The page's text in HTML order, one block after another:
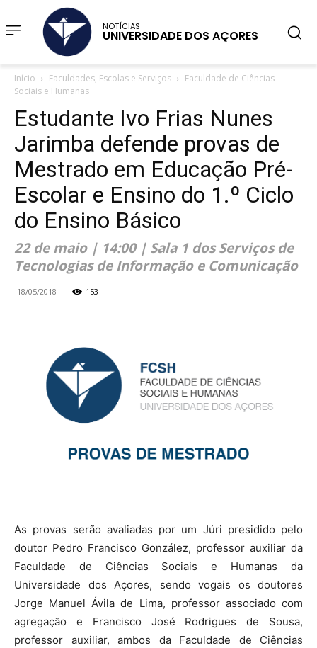
NOTÍCIAS
UNIVERSIDADE DOS AÇORES
Início Faculdades, Escolas e Serviços
Faculdade de Ciências
Sociais e Humanas
Estudante Ivo Frias Nunes
Jarimba defende provas de
Mestrado em Educação Pré-
Escolar e Ensino do 1.º Ciclo
do Ensino Básico
22 de maio | 14:00 | Sala 1 dos Serviços de
Tecnologias de Informação e Comunicação
18/05/2018 153
As provas serão avaliadas por um Júri presidido pelo
doutor Pedro Francisco González, professor auxiliar da
Faculdade de Ciências Sociais e Humanas da
Universidade dos Açores, sendo vogais os doutores
Jorge Manuel Ávila de Lima, professor associado com
agregação e Francisco José Rodrigues de Sousa,
professor auxiliar, ambos da Faculdade de Ciências